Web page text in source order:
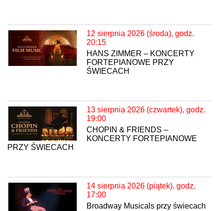
12 sierpnia 2026 (środa), godz.
20:15
HANS ZIMMER – KONCERTY
FORTEPIANOWE PRZY
ŚWIECACH
13 sierpnia 2026 (czwartek), godz.
19:00
CHOPIN & FRIENDS –
KONCERTY FORTEPIANOWE
PRZY ŚWIECACH
14 sierpnia 2026 (piątek), godz.
17:00
Broadway Musicals przy świecach